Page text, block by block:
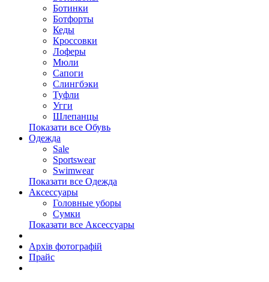
Ботинки
Ботфорты
Кеды
Кроссовки
Лоферы
Мюли
Сапоги
Слингбэки
Туфли
Угги
Шлепанцы
Показати все Обувь
Одежда
Sale
Sportswear
Swimwear
Показати все Одежда
Аксессуары
Головные уборы
Сумки
Показати все Аксессуары
Архів фотографій
Прайс